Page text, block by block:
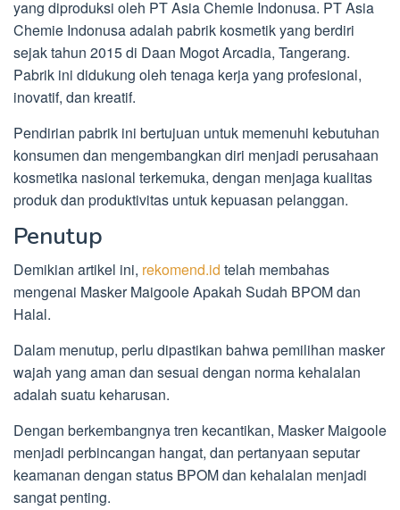
yang diproduksi oleh PT Asia Chemie Indonusa. PT Asia
Chemie Indonusa adalah pabrik kosmetik yang berdiri
sejak tahun 2015 di Daan Mogot Arcadia, Tangerang.
Pabrik ini didukung oleh tenaga kerja yang profesional,
inovatif, dan kreatif.
Pendirian pabrik ini bertujuan untuk memenuhi kebutuhan
konsumen dan mengembangkan diri menjadi perusahaan
kosmetika nasional terkemuka, dengan menjaga kualitas
produk dan produktivitas untuk kepuasan pelanggan.
Penutup
Demikian artikel ini, rekomend.id telah membahas
mengenai Masker Maigoole Apakah Sudah BPOM dan
Halal.
Dalam menutup, perlu dipastikan bahwa pemilihan masker
wajah yang aman dan sesuai dengan norma kehalalan
adalah suatu keharusan.
Dengan berkembangnya tren kecantikan, Masker Maigoole
menjadi perbincangan hangat, dan pertanyaan seputar
keamanan dengan status BPOM dan kehalalan menjadi
sangat penting.